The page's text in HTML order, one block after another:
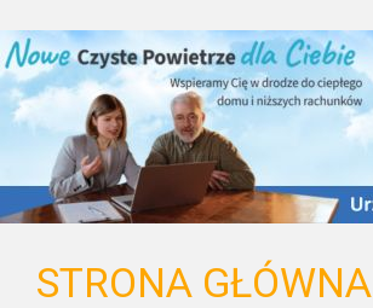
STRONA GŁÓWNA